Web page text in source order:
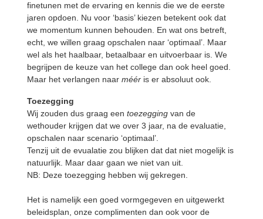
finetunen met de ervaring en kennis die we de eerste
jaren opdoen. Nu voor ‘basis’ kiezen betekent ook dat
we momentum kunnen behouden. En wat ons betreft,
echt, we willen graag opschalen naar ‘optimaal’. Maar
wel als het haalbaar, betaalbaar en uitvoerbaar is. We
begrijpen de keuze van het college dan ook heel goed.
Maar het verlangen naar méér is er absoluut ook.
Toezegging
Wij zouden dus graag een toezegging van de
wethouder krijgen dat we over 3 jaar, na de evaluatie,
opschalen naar scenario ‘optimaal’.
Tenzij uit de evualatie zou blijken dat dat niet mogelijk is
natuurlijk. Maar daar gaan we niet van uit.
NB: Deze toezegging hebben wij gekregen.
Het is namelijk een goed vormgegeven en uitgewerkt
beleidsplan, onze complimenten dan ook voor de